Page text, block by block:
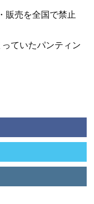
販売を全国で禁止
ていたパンティン